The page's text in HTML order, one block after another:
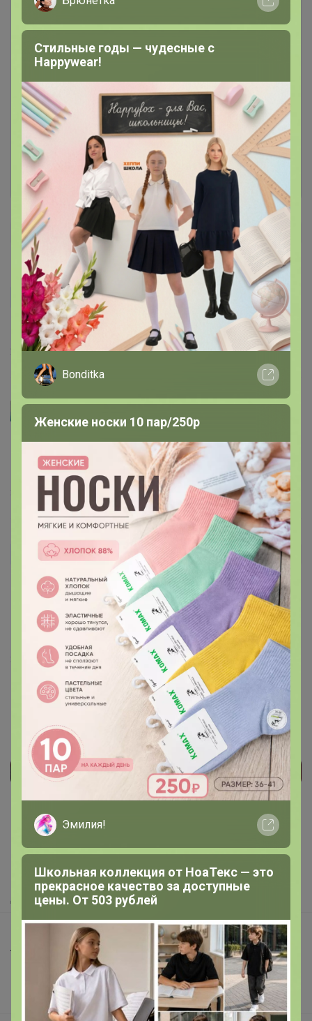
Чтобы написать комментарий необходимо
авторизоваться на сайте!
Это займет меньше минуты
Войти Зарегистрироваться
TanjaTk
Астрея, ещё пристраиваете, где можно посмотреть?
21 апреля, 2023 21:01
, спасибо за отзыв
жаль конечно, что не
подошел.
31 марта, 2023 14:21
Астрея Автор уже получил заказ!
Очень классный!Муж один сносил практически, взяли
в другом цвете-а он чуть больше по плечам.Поэтому
пристрой,р 50.В офис вместо классического пиджака
очень хорош.
31 марта, 2023 14:09
Реклама
Как здесь все устроено?
Как сделать заказ?
Как получить?
Доставка
Торговые марки
Наша команда
В наличии
Стильные годы — чудесные с
Happywear!
Bonditka
Женские носки 10 пар/250р
Эмилия!
Школьная коллекция от НоаТекс — это
прекрасное качество за доступные
цены. От 503 рублей